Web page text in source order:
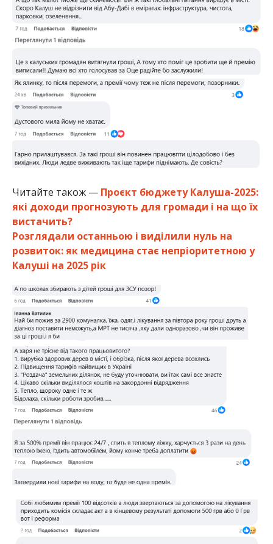
Читайте також — Проєкт бюджету Калуша-2025:
які доходи прогнозують для громади і на що їх
вистачить?
Розглядали останньою і виділили нуль на
розвиток: як медицина стає непріоритетною у
Калуші на 2025 рік